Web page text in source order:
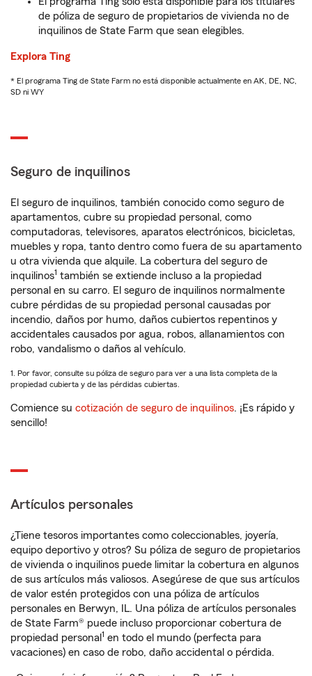
de póliza de seguro de propietarios de vivienda no de
inquilinos de State Farm que sean elegibles.
Explora Ting
* El programa Ting de State Farm no está disponible actualmente en AK, DE, NC,
SD ni WY
Seguro de inquilinos
El seguro de inquilinos, también conocido como seguro de
apartamentos, cubre su propiedad personal, como
computadoras, televisores, aparatos electrónicos, bicicletas,
muebles y ropa, tanto dentro como fuera de su apartamento
u otra vivienda que alquile. La cobertura del seguro de
inquilinos1 también se extiende incluso a la propiedad
personal en su carro. El seguro de inquilinos normalmente
cubre pérdidas de su propiedad personal causadas por
incendio, daños por humo, daños cubiertos repentinos y
accidentales causados por agua, robos, allanamientos con
robo, vandalismo o daños al vehículo.
1. Por favor, consulte su póliza de seguro para ver a una lista completa de la
propiedad cubierta y de las pérdidas cubiertas.
Comience su cotización de seguro de inquilinos. ¡Es rápido y
sencillo!
Artículos personales
¿Tiene tesoros importantes como coleccionables, joyería,
equipo deportivo y otros? Su póliza de seguro de propietarios
de vivienda o inquilinos puede limitar la cobertura en algunos
de sus artículos más valiosos. Asegúrese de que sus artículos
de valor estén protegidos con una póliza de artículos
personales en Berwyn, IL. Una póliza de artículos personales
de State Farm® puede incluso proporcionar cobertura de
propiedad personal 1 en todo el mundo (perfecta para
vacaciones) en caso de robo, daño accidental o pérdida.